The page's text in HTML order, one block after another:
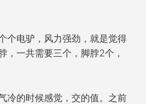
个电驴，风力强劲，就是觉得
，一共需要三个，脚脖2个，
冷的时候感觉，交的值。之前